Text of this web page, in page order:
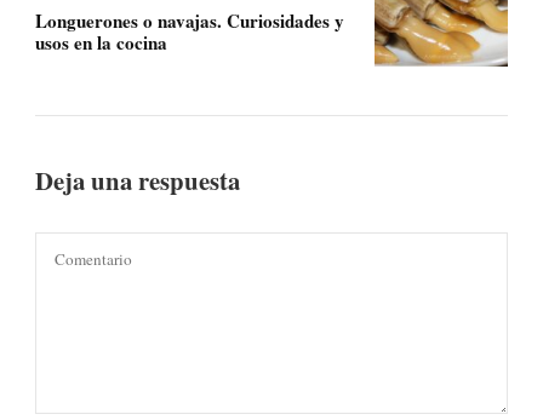
Longuerones o navajas. Curiosidades y
usos en la cocina
Deja una respuesta